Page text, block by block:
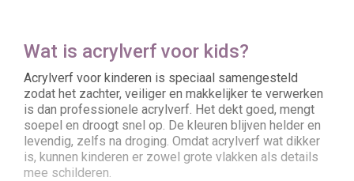
Wat is acrylverf voor kids?
Acrylverf voor kinderen is speciaal samengesteld
zodat het zachter, veiliger en makkelijker te verwerken
is dan professionele acrylverf. Het dekt goed, mengt
soepel en droogt snel op. De kleuren blijven helder en
levendig, zelfs na droging. Omdat acrylverf wat dikker
is, kunnen kinderen er zowel grote vlakken als details
mee schilderen.